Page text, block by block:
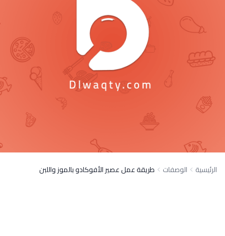
الرئيسية الوصفات طريقة عمل عصير الأفوكادو بالموز واللبن